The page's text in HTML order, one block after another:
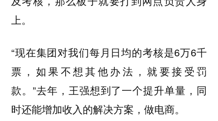
上。
“现在集团对我们每月日均的考核是6万6千
票，如果不想其他办法，就要接受罚
款。”去年，王强想到了一个提升单量，同
时还能增加收入的解决方案，做电商。